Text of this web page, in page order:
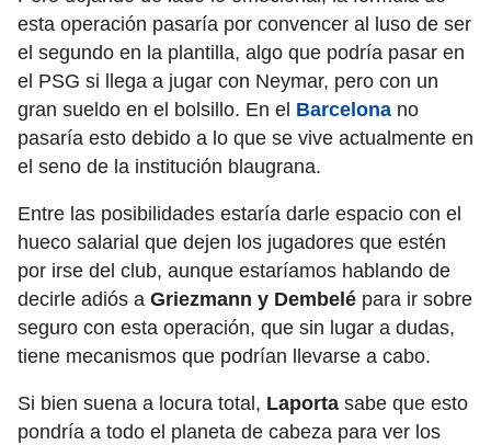
esta operación pasaría por convencer al luso de ser
el segundo en la plantilla, algo que podría pasar en
el PSG si llega a jugar con Neymar, pero con un
gran sueldo en el bolsillo. En el Barcelona no
pasaría esto debido a lo que se vive actualmente en
el seno de la institución blaugrana.
Entre las posibilidades estaría darle espacio con el
hueco salarial que dejen los jugadores que estén
por irse del club, aunque estaríamos hablando de
decirle adiós a Griezmann y Dembelé para ir sobre
seguro con esta operación, que sin lugar a dudas,
tiene mecanismos que podrían llevarse a cabo.
Si bien suena a locura total, Laporta sabe que esto
pondría a todo el planeta de cabeza para ver los